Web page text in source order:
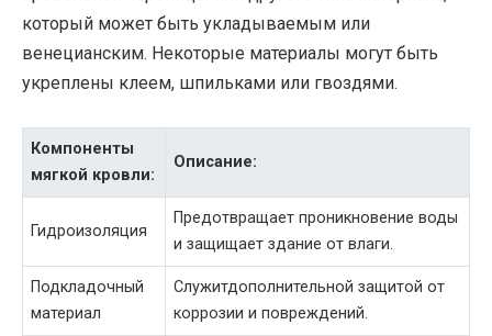
который может быть укладываемым или
венецианским. Некоторые материалы могут быть
укреплены клеем, шпильками или гвоздями.
Компоненты
мягкой кровли:
Описание:
Гидроизоляция
Предотвращает проникновение воды
и защищает здание от влаги.
Подкладочный
материал
Служитдополнительной защитой от
коррозии и повреждений.